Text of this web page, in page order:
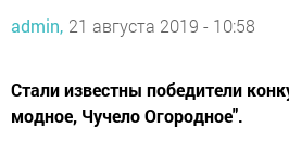
admin, 21 августа 2019 - 10:58
Стали известны победители
модное, Чучело Огородное".